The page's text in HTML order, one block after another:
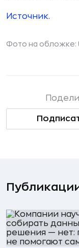
Источник.
Фото на обложке: